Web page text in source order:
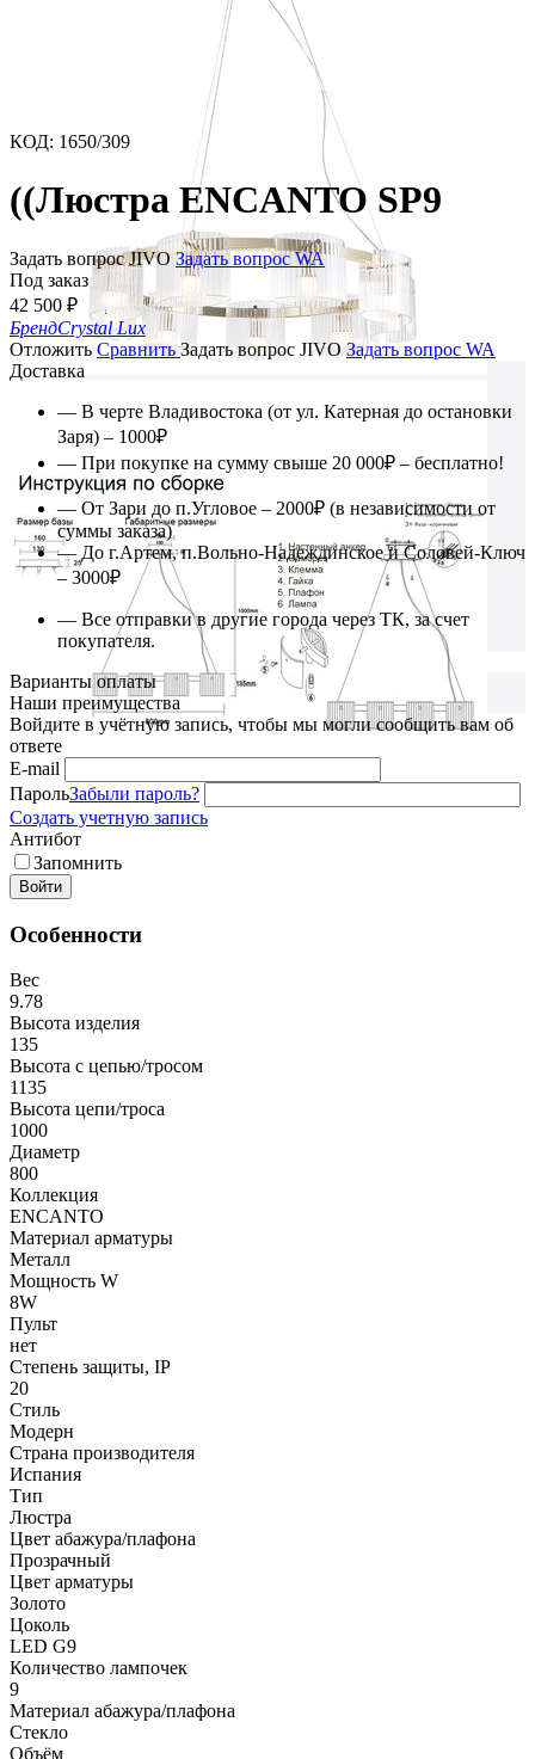
КОД: 1650/309
((Люстра ENCANTO SP9
Задать вопрос JIVO Задать вопрос WA
Под заказ
42 500 ₽
БрендCrystal Lux
Отложить СравнитьЗадать вопрос JIVO Задать вопрос WA
Доставка
— В черте Владивостока (от ул. Катерная до остановки
Заря) – 1000₽
— При покупке на сумму свыше 20 000₽ – бесплатно!
— От Зари до п.Угловое – 2000₽ (в независимости от
суммы заказа)
— До г.Артем, п.Вольно-Надеждинское и Соловей-Ключ
– 3000₽
— Все отправки в другие города через ТК, за счет
покупателя.
Варианты оплаты
Наши преимущества
Войдите в учётную запись, чтобы мы могли сообщить вам об
ответе
E-mail
ПарольЗабыли пароль?
Создать учетную запись
Антибот
Запомнить
Войти
Особенности
Вес
9.78
Высота изделия
135
Высота с цепью/тросом
1135
Высота цепи/троса
1000
Диаметр
800
Коллекция
ENCANTO
Материал арматуры
Металл
Мощность W
8W
Пульт
нет
Степень защиты, IP
20
Стиль
Модерн
Страна производителя
Испания
Тип
Люстра
Цвет абажура/плафона
Прозрачный
Цвет арматуры
Золото
Цоколь
LED G9
Количество лампочек
9
Материал абажура/плафона
Стекло
Объём